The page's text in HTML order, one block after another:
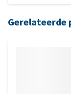
Gerelateerde